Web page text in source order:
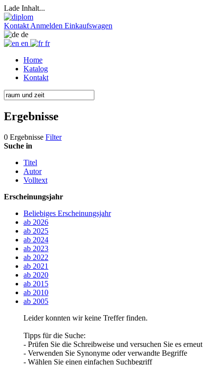
Lade Inhalt...
Kontakt Anmelden Einkaufswagen
de
en
fr
Home
Katalog
Kontakt
Ergebnisse
0 Ergebnisse Filter
Suche in
Titel
Autor
Volltext
Erscheinungsjahr
Beliebiges Erscheinungsjahr
ab 2026
ab 2025
ab 2024
ab 2023
ab 2022
ab 2021
ab 2020
ab 2015
ab 2010
ab 2005
Leider konnten wir keine Treffer finden.
Tipps für die Suche:
- Prüfen Sie die Schreibweise und versuchen Sie es erneut
- Verwenden Sie Synonyme oder verwandte Begriffe
- Wählen Sie einen einfachen Suchbegriff